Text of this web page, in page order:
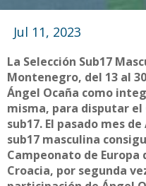
Jul 11, 2023
La Selección Sub17
Montenegro, del 13 al
Ángel Ocaña como
misma, para disputar el
sub17. El pasado mes
sub17 masculina
Campeonato de
Croacia, por segunda